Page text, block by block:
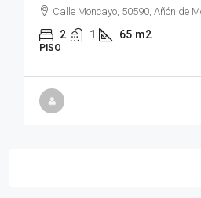
Calle Moncayo, 50590, Añón de
2 1 65 m2
PISO